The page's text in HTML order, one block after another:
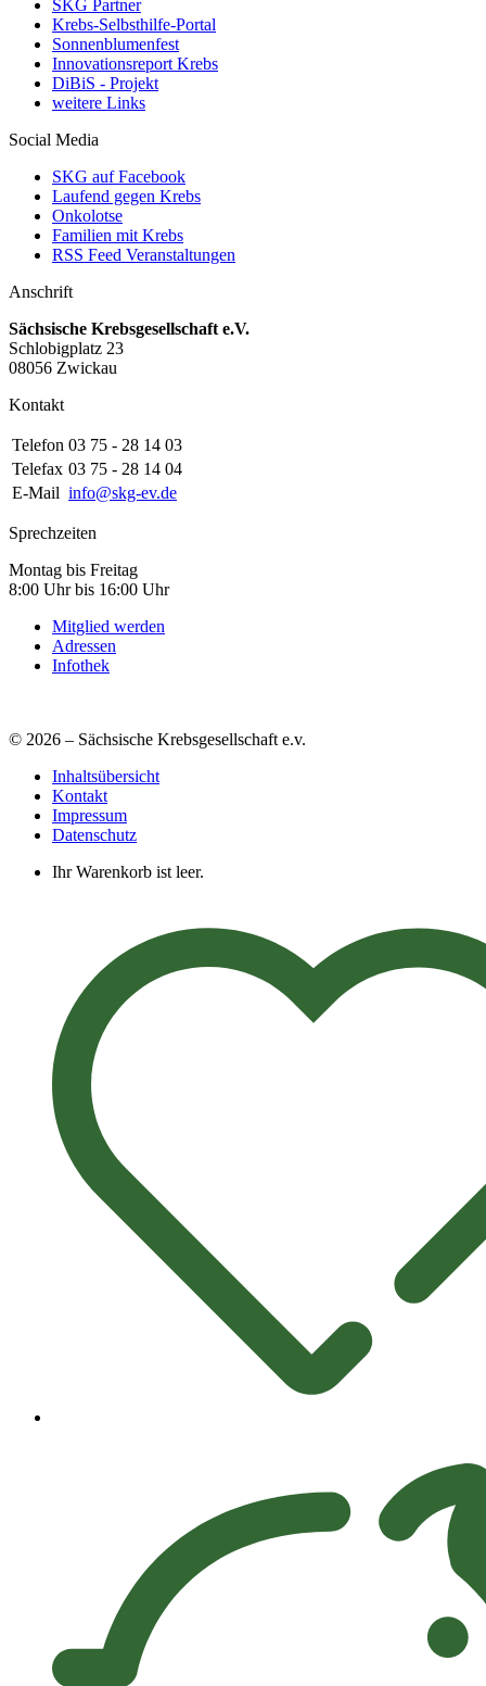
SKG Partner
Krebs-Selbsthilfe-Portal
Sonnenblumenfest
Innovationsreport Krebs
DiBiS - Projekt
weitere Links
Social Media
SKG auf Facebook
Laufend gegen Krebs
Onkolotse
Familien mit Krebs
RSS Feed Veranstaltungen
Anschrift
Sächsische Krebsgesellschaft e.V.
Schlobigplatz 23
08056 Zwickau
Kontakt
Telefon 03 75 - 28 14 03
Telefax 03 75 - 28 14 04
E-Mail info@skg-ev.de
Sprechzeiten
Montag bis Freitag
8:00 Uhr bis 16:00 Uhr
Mitglied werden
Adressen
Infothek
© 2026 – Sächsische Krebsgesellschaft e.v.
Inhaltsübersicht
Kontakt
Impressum
Datenschutz
Ihr Warenkorb ist leer.